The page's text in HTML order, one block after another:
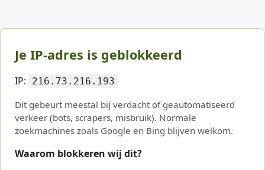
Je IP-adres is geblokkeerd
IP: 216.73.216.193
Dit gebeurt meestal bij verdacht of geautomatiseerd
verkeer (bots, scrapers, misbruik). Normale
zoekmachines zoals Google en Bing blijven welkom.
Waarom blokkeren wij dit?